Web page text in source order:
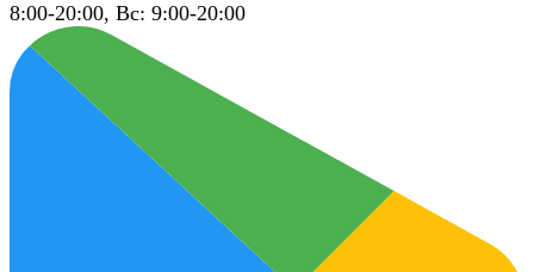
8:00-20:00, Вс: 9:00-20:00